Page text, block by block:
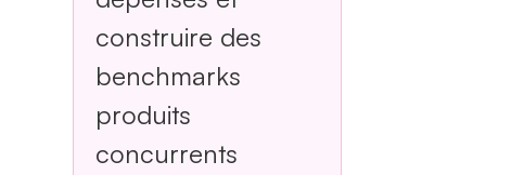
construire des
benchmarks
produits
concurrents